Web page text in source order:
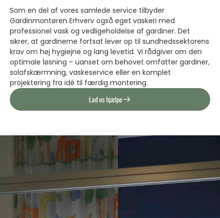
Som en del af vores samlede service tilbyder
Gardinmontøren Erhverv også eget vaskeri med
professionel vask og vedligeholdelse af gardiner. Det
sikrer, at gardinerne fortsat lever op til sundhedssektorens
krav om høj hygiejne og lang levetid. Vi rådgiver om den
optimale løsning – uanset om behovet omfatter gardiner,
solafskærmning, vaskeservice eller en komplet
projektering fra idé til færdig montering.
Lad os hjælpe